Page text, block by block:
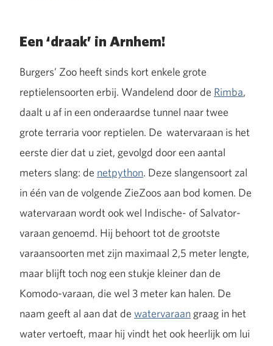
Een ‘draak’ in Arnhem!
Burgers’ Zoo heeft sinds kort enkele grote
reptielensoorten erbij. Wandelend door de Rimba,
daalt u af in een onderaardse tunnel naar twee
grote terraria voor reptielen. De watervaraan is het
eerste dier dat u ziet, gevolgd door een aantal
meters slang: de netpython. Deze slangensoort zal
in één van de volgende ZieZoos aan bod komen. De
watervaraan wordt ook wel Indische- of Salvator-
varaan genoemd. Hij behoort tot de grootste
varaansoorten met zijn maximaal 2,5 meter lengte,
maar blijft toch nog een stukje kleiner dan de
Komodo-varaan, die wel 3 meter kan halen. De
naam geeft al aan dat de watervaraan graag in het
water vertoeft, maar hij vindt het ook heerlijk om lui